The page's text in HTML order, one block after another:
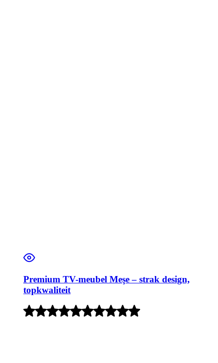
Premium TV-meubel Meşe – strak design,
topkwaliteit